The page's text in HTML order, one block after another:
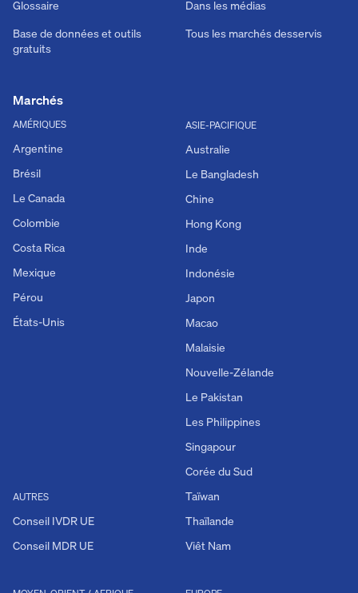
Glossaire
Base de données et outils
gratuits
Dans les médias
Tous les marchés desservis
Marchés
AMÉRIQUES
Argentine
Brésil
Le Canada
Colombie
Costa Rica
Mexique
Pérou
États-Unis
AUTRES
Conseil IVDR UE
Conseil MDR UE
ASIE-PACIFIQUE
Australie
Le Bangladesh
Chine
Hong Kong
Inde
Indonésie
Japon
Macao
Malaisie
Nouvelle-Zélande
Le Pakistan
Les Philippines
Singapour
Corée du Sud
Taïwan
Thaïlande
Viêt Nam